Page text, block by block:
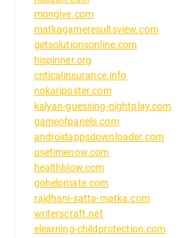
mongive.com
matkagameresultsview.com
getsolutionsonline.com
hispinner.org
criticalinsurance.info
nokariposter.com
kalyan-guessing-nightplay.com
gameofpanels.com
androidappsdownloader.com
usetimenow.com
healthblow.com
gohelpmate.com
rajdhani-satta-matka.com
writerscraft.net
elearning-childprotection.com